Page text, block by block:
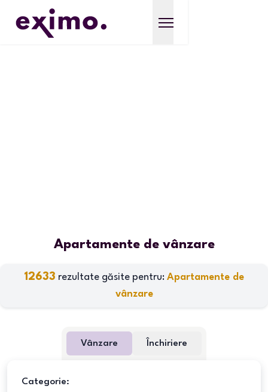
Apartamente de vânzare
12633 rezultate găsite pentru: Apartamente de
vânzare
Vânzare Închiriere
Categorie: